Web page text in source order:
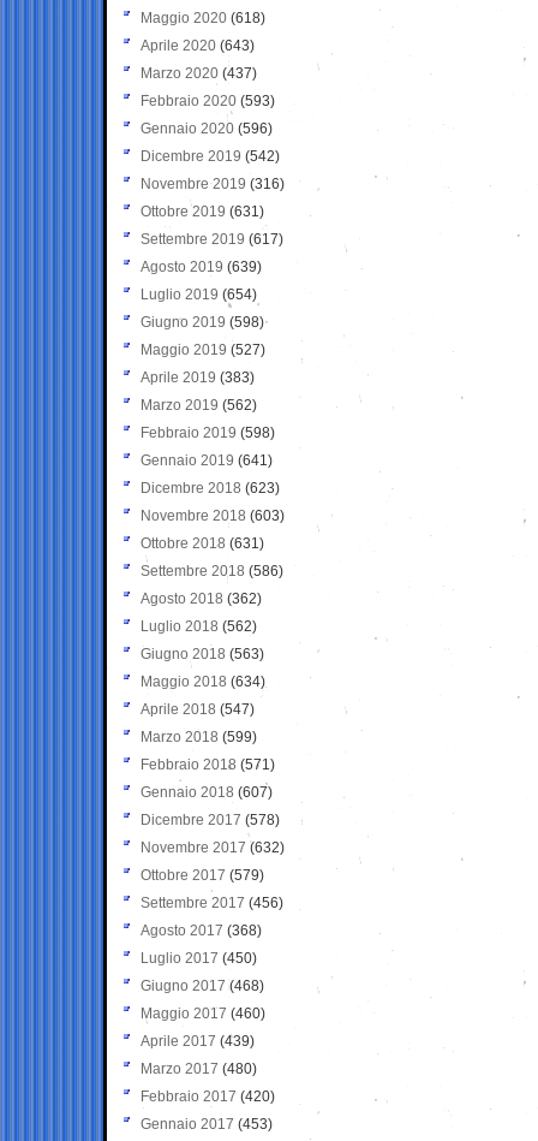
Maggio 2020 (618)
Aprile 2020 (643)
Marzo 2020 (437)
Febbraio 2020 (593)
Gennaio 2020 (596)
Dicembre 2019 (542)
Novembre 2019 (316)
Ottobre 2019 (631)
Settembre 2019 (617)
Agosto 2019 (639)
Luglio 2019 (654)
Giugno 2019 (598)
Maggio 2019 (527)
Aprile 2019 (383)
Marzo 2019 (562)
Febbraio 2019 (598)
Gennaio 2019 (641)
Dicembre 2018 (623)
Novembre 2018 (603)
Ottobre 2018 (631)
Settembre 2018 (586)
Agosto 2018 (362)
Luglio 2018 (562)
Giugno 2018 (563)
Maggio 2018 (634)
Aprile 2018 (547)
Marzo 2018 (599)
Febbraio 2018 (571)
Gennaio 2018 (607)
Dicembre 2017 (578)
Novembre 2017 (632)
Ottobre 2017 (579)
Settembre 2017 (456)
Agosto 2017 (368)
Luglio 2017 (450)
Giugno 2017 (468)
Maggio 2017 (460)
Aprile 2017 (439)
Marzo 2017 (480)
Febbraio 2017 (420)
Gennaio 2017 (453)